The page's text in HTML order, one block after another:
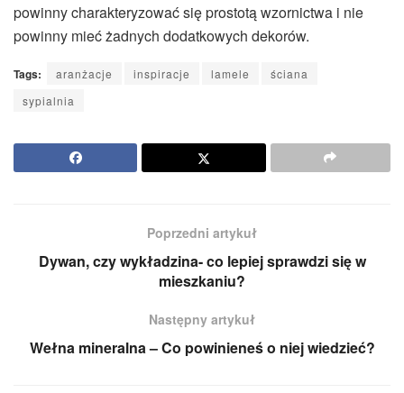
powinny charakteryzować się prostotą wzornictwa i nie
powinny mieć żadnych dodatkowych dekorów.
Tags: aranżacje inspiracje lamele
ściana
sypialnia
Poprzedni artykuł
Dywan, czy wykładzina- co lepiej sprawdzi się w
mieszkaniu?
Następny artykuł
Wełna mineralna – Co powinieneś o niej wiedzieć?